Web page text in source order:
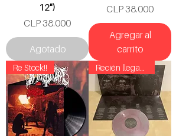
12")
Precio
CLP 38.000
Agotado
Precio
CLP 38.000
Agregar al
carrito
Re Stock!!